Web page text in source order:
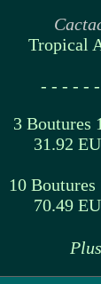
Tropical
- - - - -
3 Boutures
31.92
10
70.49